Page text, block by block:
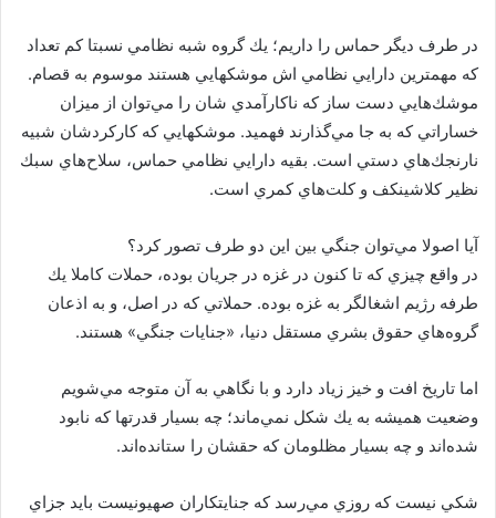
در طرف ديگر حماس را داريم؛ يك گروه شبه نظامي نسبتا كم تعداد
كه مهمترين دارايي نظامي اش موشكهايي هستند موسوم به قصام.
موشك‌هايي دست ساز كه ناكارآمدي شان را مي‌توان از ميزان
خساراتي كه به جا مي‌گذارند فهميد. موشكهايي كه كاركردشان شبيه
نارنجك‌هاي دستي است. بقيه دارايي نظامي حماس، سلاح‌هاي سبك
نظير كلاشينكف و كلت‌هاي كمري است.
آيا اصولا مي‌توان جنگي بين اين دو طرف تصور كرد؟
در واقع چيزي كه تا كنون در غزه در جريان بوده، حملات كاملا يك
طرفه رژيم اشغالگر به غزه بوده. حملاتي كه در اصل، و به اذعان
گروه‌هاي حقوق بشري مستقل دنيا، «جنايات جنگي» هستند.
اما تاريخ افت و خيز زياد دارد و با نگاهي به آن متوجه مي‌شويم
وضعيت هميشه به يك شكل نمي‌ماند؛ چه بسيار قدرتها كه نابود
شده‌اند و چه بسيار مظلومان كه حقشان را ستانده‌اند.
شكي نيست كه روزي مي‌رسد كه جنايتكاران صهيونيست بايد جزاي